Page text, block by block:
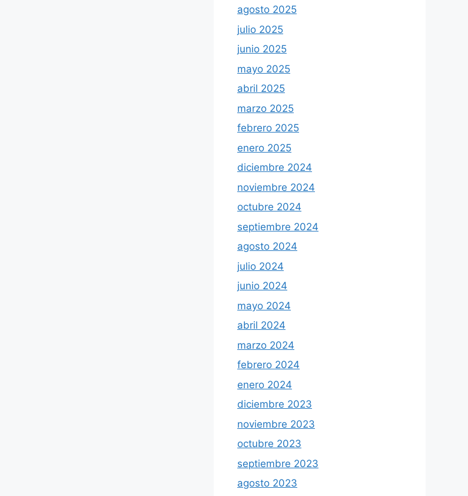
agosto 2025
julio 2025
junio 2025
mayo 2025
abril 2025
marzo 2025
febrero 2025
enero 2025
diciembre 2024
noviembre 2024
octubre 2024
septiembre 2024
agosto 2024
julio 2024
junio 2024
mayo 2024
abril 2024
marzo 2024
febrero 2024
enero 2024
diciembre 2023
noviembre 2023
octubre 2023
septiembre 2023
agosto 2023